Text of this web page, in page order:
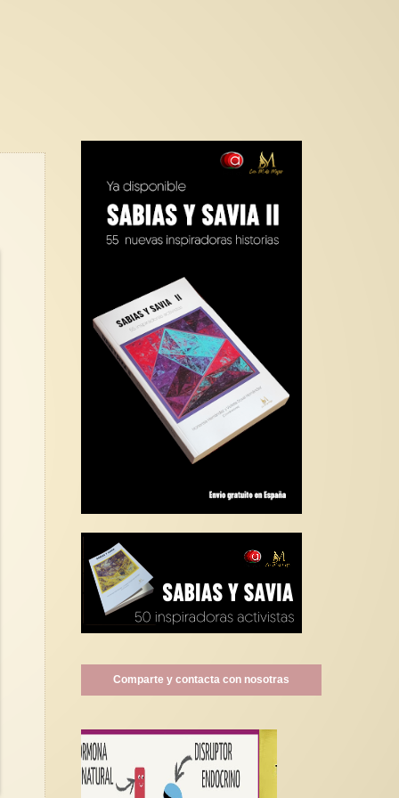
Comparte y contacta con nosotras